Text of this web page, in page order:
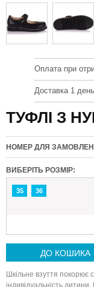
Оплата при
Доставка 1 день
ТУФЛІ З
НОМЕР ДЛЯ
ВИБЕРІТЬ РОЗМІР:
35 36
ДО КОШИКА
Шкільне взуття покорює
індивідуальність